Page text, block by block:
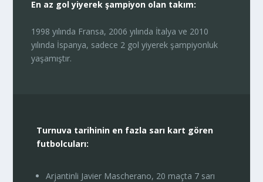
En az gol yiyerek şampiyon olan takım:
1998 yılında Fransa, 2006 yılında İtalya ve 2010
yılında İspanya, sadece 2 gol yiyerek şampiyonluk
yaşamıştır.
Turnuva tarihinin en fazla sarı kart gören
futbolcuları:
Arjantinli Javier Mascherano, 20 maçta 7 sarı